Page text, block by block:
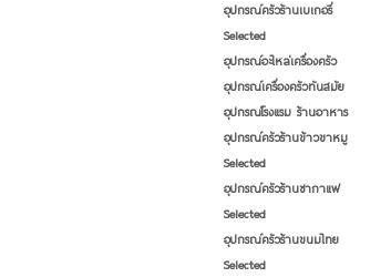
อุปกรณ์ครัวร้านเบเกอรี่
Selected
อุปกรณ์อะไหล่เครื่องครัว
อุปกรณ์เครื่องครัวทันสมัย
อุปกรณ์โรงแรม ร้านอาหาร
อุปกรณ์ครัวร้านข้าวขาหมู
Selected
อุปกรณ์ครัวร้านชากาแฟ
Selected
อุปกรณ์ครัวร้านขนมไทย
Selected